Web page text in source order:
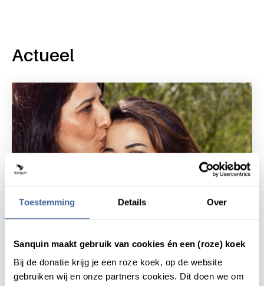
Toestemming Details Over
Sanquin maakt gebruik van cookies én een (roze) koek
Bij de donatie krijg je een roze koek, op de website
gebruiken wij en onze partners cookies. Dit doen we om
Actueel
"Bedankt, jullie zijn ware helden!"
Patiëntverhaal 5 juli 2021